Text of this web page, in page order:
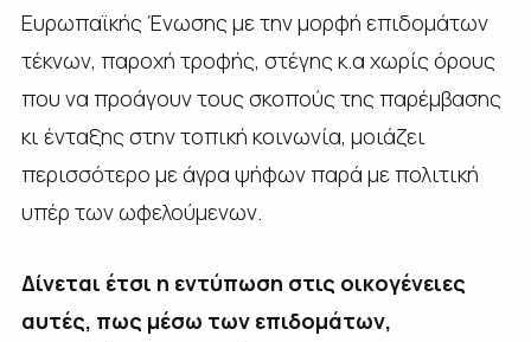
Ευρωπαϊκής Ένωσης με την μορφή επιδομάτων
τέκνων, παροχή τροφής, στέγης κ.α χωρίς όρους
που να προάγουν τους σκοπούς της παρέμβασης
κι ένταξης στην τοπική κοινωνία, μοιάζει
περισσότερο με άγρα ψήφων παρά με πολιτική
υπέρ των ωφελούμενων.
Δίνεται έτσι η εντύπωση στις οικογένειες
αυτές, πως μέσω των επιδομάτων,